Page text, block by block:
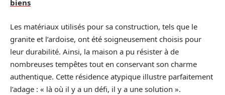
biens
Les matériaux utilisés pour sa construction, tels que le
granite et l’ardoise, ont été soigneusement choisis pour
leur durabilité. Ainsi, la maison a pu résister à de
nombreuses tempêtes tout en conservant son charme
authentique. Cette résidence atypique illustre parfaitement
l’adage : « là où il y a un défi, il y a une solution ».